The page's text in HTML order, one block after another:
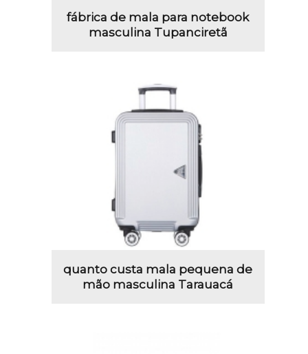
fábrica de mala para notebook
masculina Tupanciretã
quanto custa mala pequena de
mão masculina Tarauacá